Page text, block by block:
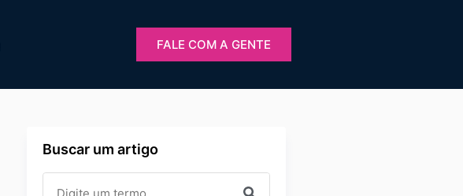
FALE COM A GENTE
Buscar um artigo